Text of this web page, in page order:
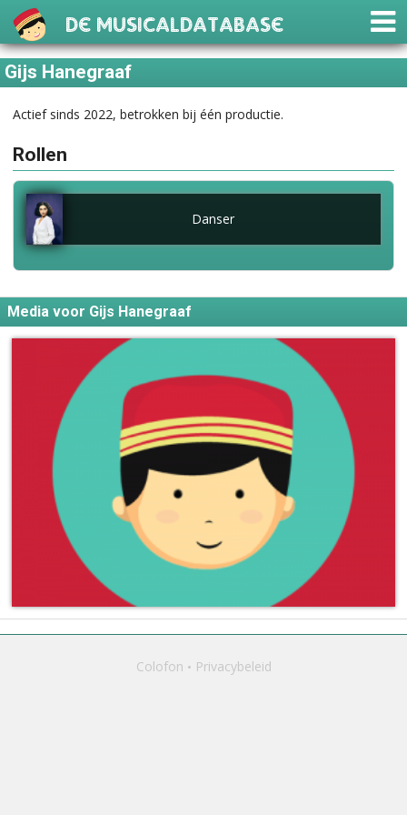
De Musicaldatabase
Gijs Hanegraaf
Actief sinds 2022, betrokken bij één productie.
Rollen
Danser
Media voor Gijs Hanegraaf
Colofon Privacybeleid